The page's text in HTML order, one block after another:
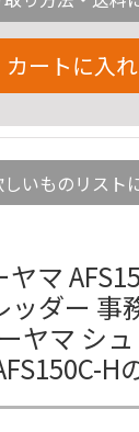
カートに入
いものリスト
マ
ッダー 事
ヤマ シ
H